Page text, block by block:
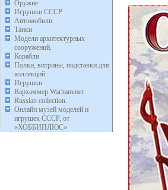
Оружие
Игрушки СССР
Автомобили
Танки
Модели архитектурных
сооружений.
Корабли
Полки, витрины, подставки для
коллекций.
Игрушки
Вархаммер Warhammer
Russian collection.
Онлайн музей моделей и
игрушек СССР, от
«ХОББИПЛЮС»